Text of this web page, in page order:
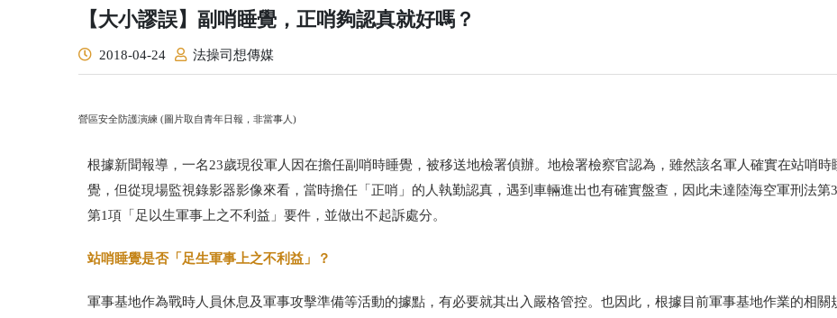
【大小謬誤】副哨睡覺，正哨夠認真就好嗎？
2018-04-24 法操司想傳媒
營區安全防護演練 (圖片取自青年日報，非當事人)
根據新聞報導，一名23歲現役軍人因在擔任副哨時睡覺，被移送地檢署偵辦。地檢署檢察官認為，雖然該名軍人確實在站哨時
覺，但從現場監視錄影器影像來看，當時擔任「正哨」的人執勤認真，遇到車輛進出也有確實盤查，因此未達陸海空軍刑法第
第1項「足以生軍事上之不利益」要件，並做出不起訴處分。
站哨睡覺是否「足生軍事上之不利益」？
軍事基地作為戰時人員休息及軍事攻擊準備等活動的據點，有必要就其出入嚴格管控。也因此，根據目前軍事基地作業的相關